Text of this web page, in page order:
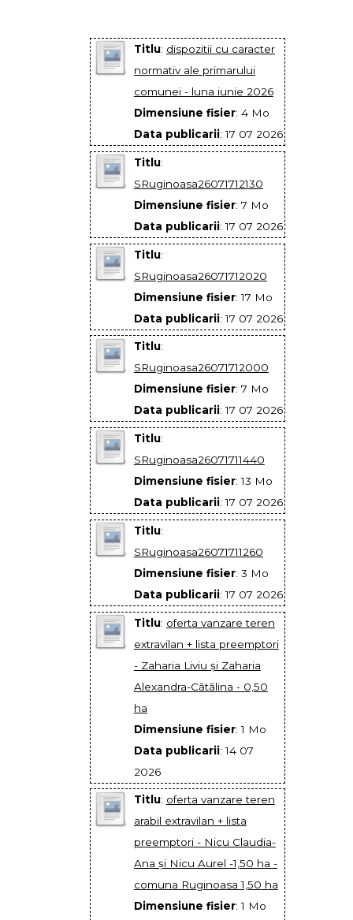
Titlu: dispozitii cu caracter
normativ ale primarului
comunei - luna iunie 2026
Dimensiune fisier: 4 Mo
Data publicarii: 17 07 2026
Titlu:
SRuginoasa26071712130
Dimensiune fisier: 7 Mo
Data publicarii: 17 07 2026
Titlu:
SRuginoasa26071712020
Dimensiune fisier: 17 Mo
Data publicarii: 17 07 2026
Titlu:
SRuginoasa26071712000
Dimensiune fisier: 7 Mo
Data publicarii: 17 07 2026
Titlu:
SRuginoasa26071711440
Dimensiune fisier: 13 Mo
Data publicarii: 17 07 2026
Titlu:
SRuginoasa26071711260
Dimensiune fisier: 3 Mo
Data publicarii: 17 07 2026
Titlu: oferta vanzare teren
extravilan + lista preemptori
- Zaharia Liviu și Zaharia
Alexandra-Cătălina - 0,50
ha
Dimensiune fisier: 1 Mo
Data publicarii: 14 07
2026
Titlu: oferta vanzare teren
arabil extravilan + lista
preemptori - Nicu Claudia-
Ana și Nicu Aurel -1,50 ha -
comuna Ruginoasa 1,50 ha
Dimensiune fisier: 1 Mo